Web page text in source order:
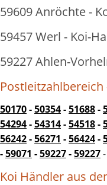
59609 Anröchte -
59457 Werl - Koi-
59227 Ahlen-
Postleitzahlbereich
50170-50354-51688-
54294-54314-54518-
56242-56271 -56424-
-59071 -59227-59227-
Koi Händler aus